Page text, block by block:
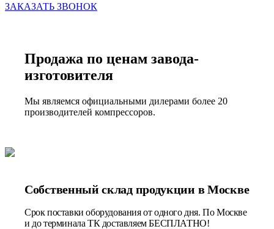
ЗАКАЗАТЬ ЗВОНОК
Продажа по ценам завода-
изготовителя
Мы являемся официальными дилерами более 20
производителей компрессоров.
Собственный склад продукции в Москве
Срок поставки оборудования от одного дня. По Москве
и до терминала ТК доставляем БЕСПЛАТНО!